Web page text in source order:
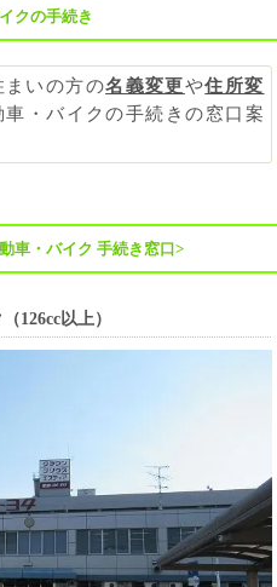
クの手続き
まいの方の名義変更や住所変
車・バイクの手続きの窓口案
車・バイク 手続き窓口>
126cc以上）